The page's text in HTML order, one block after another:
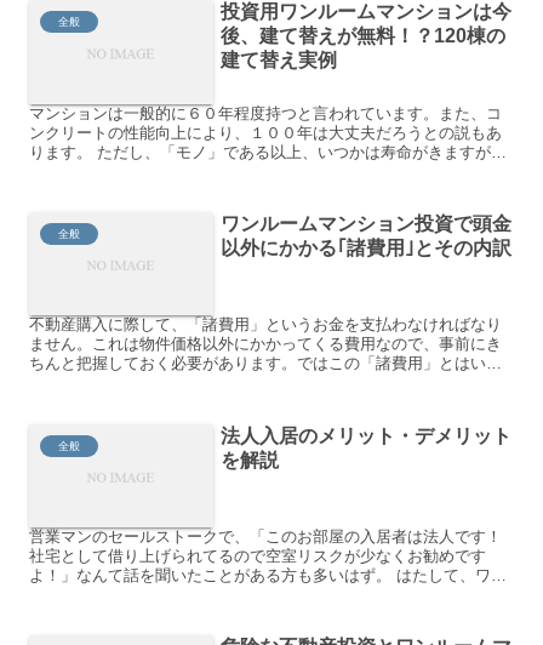
全般
投資用ワンルームマンションは今
後、建て替えが無料！？120棟の
建て替え実例
マンションは一般的に６０年程度持つと言われています。また、コ
ンクリートの性能向上により、１００年は大丈夫だろうとの説もあ
ります。 ただし、「モノ」である以上、いつかは寿命がきますが、
全般
ワンルームマンション投資で頭金
以外にかかる｢諸費用｣とその内訳
不動産購入に際して、「諸費用」というお金を支払わなければなり
ません。これは物件価格以外にかかってくる費用なので、事前にき
ちんと把握しておく必要があります。ではこの「諸費用」とはいっ
全般
法人入居のメリット・デメリット
を解説
営業マンのセールストークで、「このお部屋の入居者は法人です！
社宅として借り上げられてるので空室リスクが少なくお勧めです
よ！」なんて話を聞いたことがある方も多いはず。 はたして、ワン